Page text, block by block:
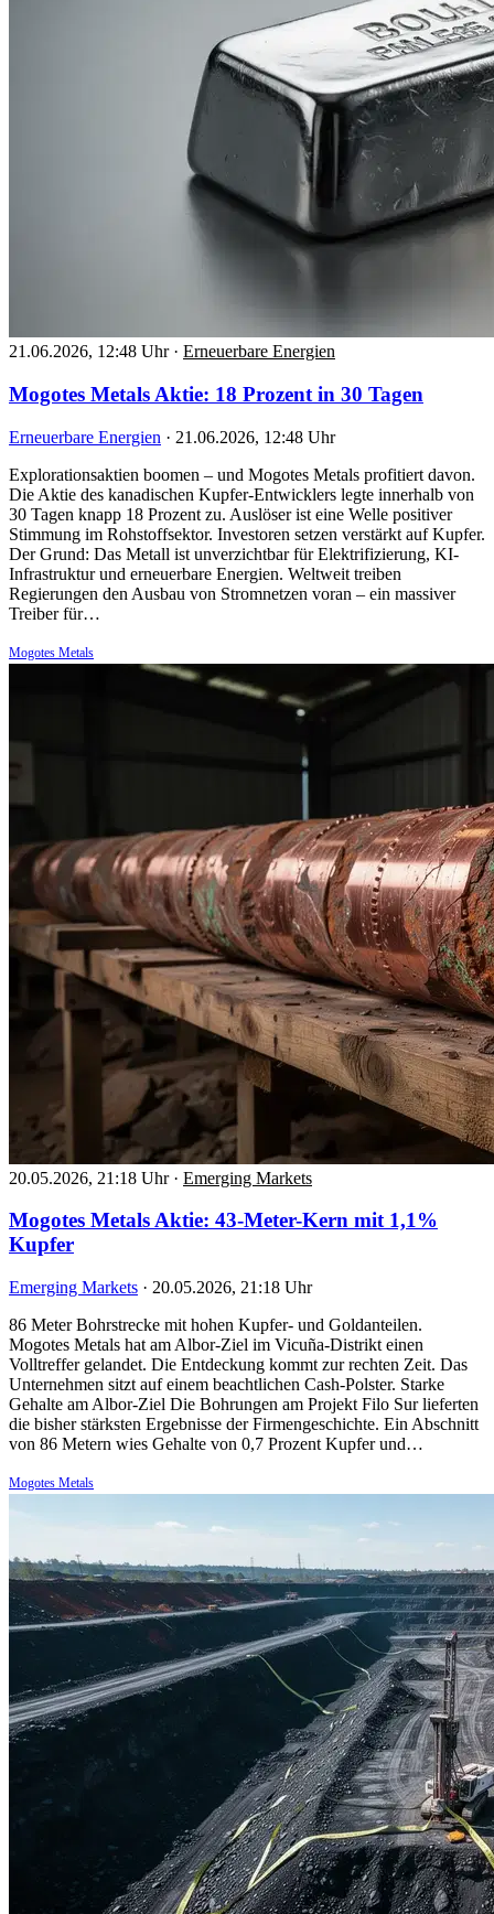
21.06.2026, 12:48 Uhr · Erneuerbare Energien
Mogotes Metals Aktie: 18 Prozent in 30 Tagen
Erneuerbare Energien · 21.06.2026, 12:48 Uhr
Explorationsaktien boomen – und Mogotes Metals profitiert davon.
Die Aktie des kanadischen Kupfer-Entwicklers legte innerhalb von
30 Tagen knapp 18 Prozent zu. Auslöser ist eine Welle positiver
Stimmung im Rohstoffsektor. Investoren setzen verstärkt auf Kupfer.
Der Grund: Das Metall ist unverzichtbar für Elektrifizierung, KI-
Infrastruktur und erneuerbare Energien. Weltweit treiben
Regierungen den Ausbau von Stromnetzen voran – ein massiver
Treiber für…
Mogotes Metals
20.05.2026, 21:18 Uhr · Emerging Markets
Mogotes Metals Aktie: 43-Meter-Kern mit 1,1%
Kupfer
Emerging Markets · 20.05.2026, 21:18 Uhr
86 Meter Bohrstrecke mit hohen Kupfer- und Goldanteilen.
Mogotes Metals hat am Albor-Ziel im Vicuña-Distrikt einen
Volltreffer gelandet. Die Entdeckung kommt zur rechten Zeit. Das
Unternehmen sitzt auf einem beachtlichen Cash-Polster. Starke
Gehalte am Albor-Ziel Die Bohrungen am Projekt Filo Sur lieferten
die bisher stärksten Ergebnisse der Firmengeschichte. Ein Abschnitt
von 86 Metern wies Gehalte von 0,7 Prozent Kupfer und…
Mogotes Metals